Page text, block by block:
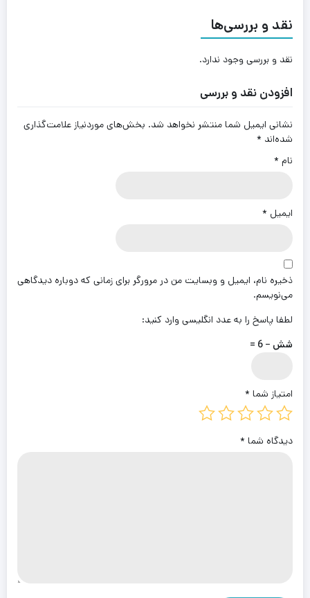
نقد و بررسی‌ها
نقد و بررسی وجود ندارد.
افزودن نقد و بررسی
نشانی ایمیل شما منتشر نخواهد شد. بخش‌های موردنیاز علامت‌گذاری
شده‌اند *
نام *
ایمیل *
ذخیره نام، ایمیل و وبسایت من در مرورگر برای زمانی که دوباره دیدگاهی
می‌نویسم.
لطفا پاسخ را به عدد انگلیسی وارد کنید:
شش − 6 =
امتیاز شما *
دیدگاه شما *